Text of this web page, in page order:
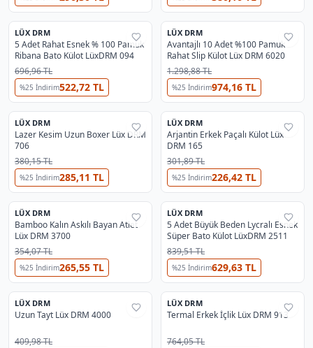
%35
2
LÜX DRM
5 Adet Rahat Esnek % 100 Pamuk
Ribana Bato Külot LüxDRM 094
696,96 TL
%25 İndirim522,72 TL
%35
LÜX DRM
Avantajlı 10 Adet %100 Pamuk
Rahat Slip Külot Lüx DRM 6020
1.298,88 TL
%25 İndirim974,16 TL
%25
3
LÜX DRM
Lazer Kesim Uzun Boxer Lüx DRM
706
380,15 TL
%25 İndirim285,11 TL
%25
3
LÜX DRM
Arjantin Erkek Paçalı Külot Lüx
DRM 165
301,89 TL
%25 İndirim226,42 TL
%25
3
LÜX DRM
Bamboo Kalın Askılı Bayan Atlet
Lüx DRM 3700
354,07 TL
%25 İndirim265,55 TL
%35
LÜX DRM
5 Adet Büyük Beden Lycralı Esnek
Süper Bato Külot LüxDRM 2511
839,51 TL
%25 İndirim629,63 TL
%25
LÜX DRM
Uzun Tayt Lüx DRM 4000
409,98 TL
%25
2
LÜX DRM
Termal Erkek İçlik Lüx DRM 913
764,05 TL